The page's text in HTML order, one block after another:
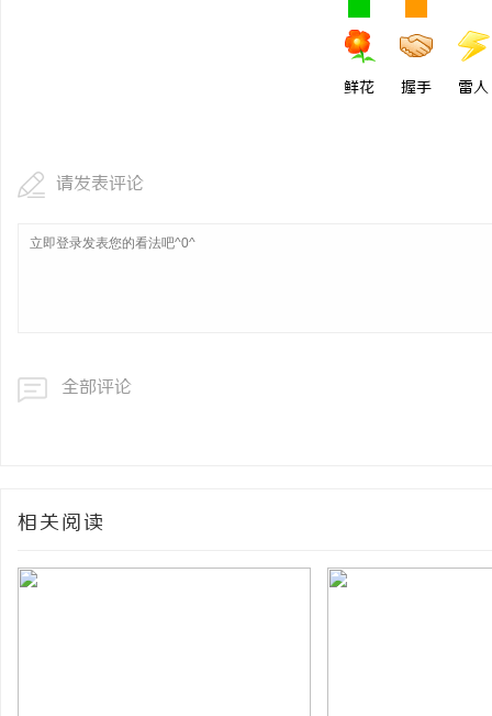
鲜花 握手 雷人
请发表评论
全部评论
相关阅读